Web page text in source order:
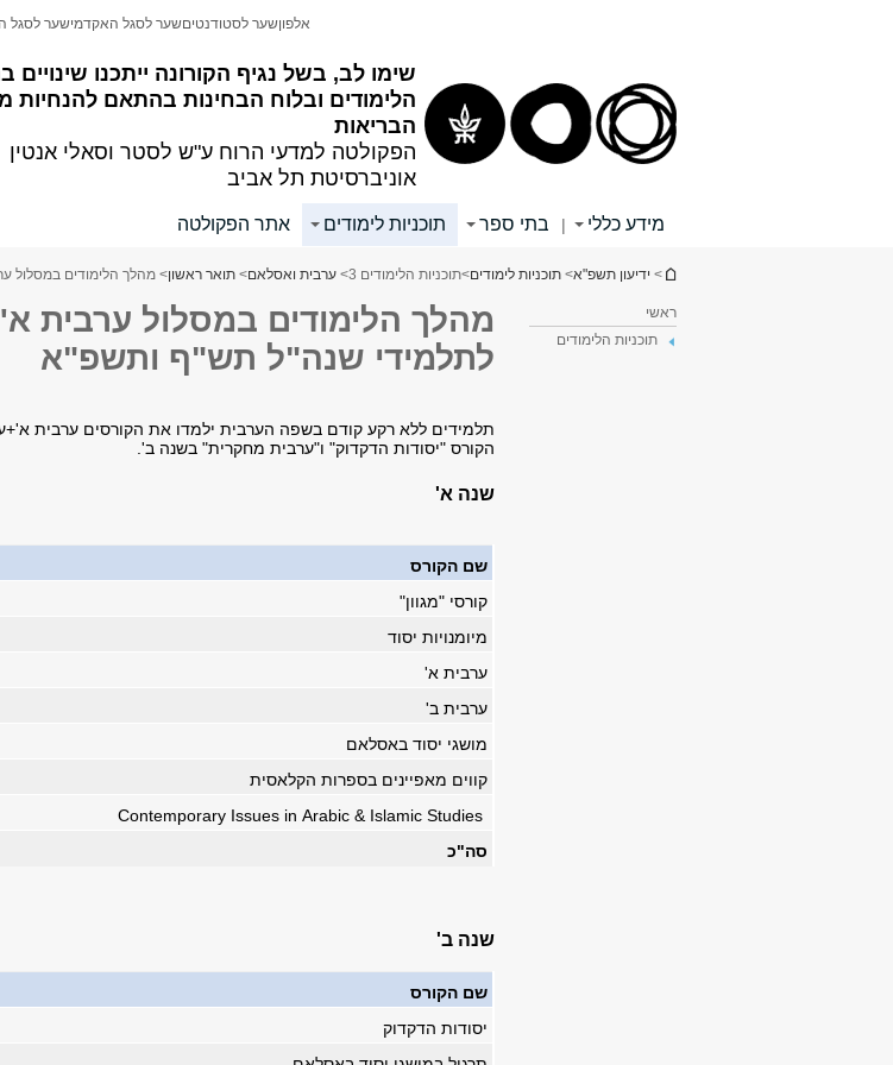
שימו לב, בשל נגיף הקורונה ייתכנו שינויים
הלימודים ובלוח הבחינות בהתאם להנחיות
הבריאות
הפקולטה למדעי הרוח ע"ש לסטר וסאלי אנטין
אוניברסיטת תל אביב
אלפוןשער לסטודנטיםשער לסגל האקדמישער לסגל
מידע כללי | בתי ספר תוכניות לימודים אתר הפקולטה
הינך נמצא כאן
> ידיעון תשפ"א> תוכניות לימודים>תוכניות הלימודים 3 > ערבית ואסלאם> תואר ראשון> מהלך הלימודים במסלול
ראשי
תוכניות הלימודים
מהלך הלימודים במסלול ערבית
לתלמידי שנה"ל תש"ף ותשפ"א
תלמידים ללא רקע קודם בשפה הערבית ילמדו את הקורסים ערבית
הקורס "יסודות הדקדוק" ו"ערבית מחקרית" בשנה ב'.
שנה א'
שם הקורס
קורסי "מגוון"
מיומנויות יסוד
ערבית א'
ערבית ב'
מושגי יסוד באסלאם
קווים מאפיינים בספרות הקלאסית
Contemporary Issues in Arabic & Islamic Studies
סה"כ
שנה ב'
שם הקורס
יסודות הדקדוק